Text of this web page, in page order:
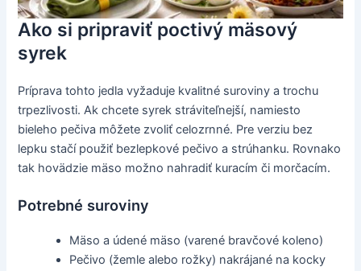
Ako si pripraviť poctivý mäsový
syrek
Príprava tohto jedla vyžaduje kvalitné suroviny a trochu
trpezlivosti. Ak chcete syrek stráviteľnejší, namiesto
bieleho pečiva môžete zvoliť celozrnné. Pre verziu bez
lepku stačí použiť bezlepkové pečivo a strúhanku. Rovnako
tak hovädzie mäso možno nahradiť kuracím či morčacím.
Potrebné suroviny
Mäso a údené mäso (varené bravčové koleno)
Pečivo (žemle alebo rožky) nakrájané na kocky